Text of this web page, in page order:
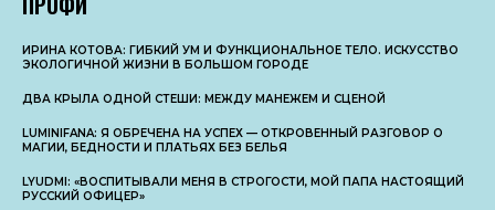
ИРИНА КОТОВА: ГИБКИЙ УМ И ФУНКЦИОНАЛЬНОЕ ТЕЛО. ИСКУССТВО
ЭКОЛОГИЧНОЙ ЖИЗНИ В БОЛЬШОМ ГОРОДЕ
ДВА КРЫЛА ОДНОЙ СТЕШИ: МЕЖДУ МАНЕЖЕМ И СЦЕНОЙ
LUMINIFANA: Я ОБРЕЧЕНА НА УСПЕХ — ОТКРОВЕННЫЙ РАЗГОВОР О
МАГИИ, БЕДНОСТИ И ПЛАТЬЯХ БЕЗ БЕЛЬЯ
LYUDMI: «ВОСПИТЫВАЛИ МЕНЯ В СТРОГОСТИ, МОЙ ПАПА НАСТОЯЩИЙ
РУССКИЙ ОФИЦЕР»